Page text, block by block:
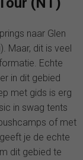
naar Glen
Maar, dit is veel
Echte
in dit gebied
met gids is erg
in swag tents
of met
je de echte
dit gebied te